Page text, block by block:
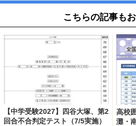
こちらの記事も
【中学受験2027】四谷大塚、第2
回合不合判定テスト（7/5実施）
高校
灘・